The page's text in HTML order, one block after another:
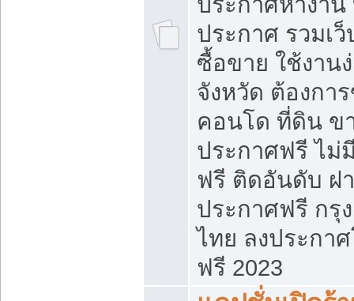
ประกาศ รวมเ
ซื้อขาย ใช้งาน
จังหวัด ต้องกา
คอนโด ที่ดิน ข
ประกาศฟรี ไม่
ฟรี ติดอันดับ ฝ
ประกาศฟรี กรุ
ไทย ลงประกา
ฟรี 2023